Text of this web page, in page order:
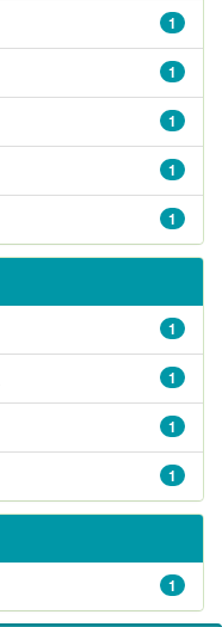
1
1
1
1
1
1
1
1
1
1